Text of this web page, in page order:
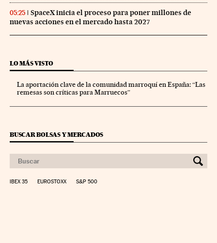
05:25
SpaceX inicia el proceso para poner millones de
nuevas acciones en el mercado hasta 2027
LO MÁS VISTO
La aportación clave de la comunidad marroquí en España: “Las
remesas son críticas para Marruecos”
BUSCAR BOLSAS Y MERCADOS
IBEX 35 EUROSTOXX S&P 500